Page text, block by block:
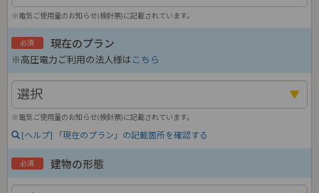
※電気ご使用量のお知らせ(検針票)に記載されています。
必須 現在のプラン
※高圧電力ご利用の法人様はこちら
※電気ご使用量のお知らせ(検針票)に記載されています。
[ヘルプ] 「現在のプラン」の記載箇所を確認する
必須 建物の形態